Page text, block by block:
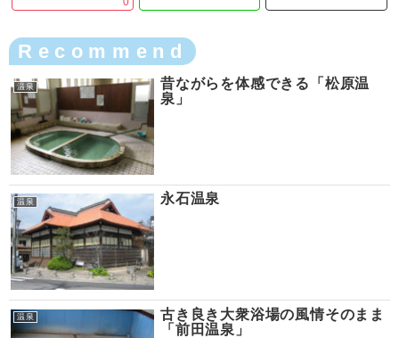
Recommend
温泉
昔ながらを体感できる「松原温
泉」
温泉 永石温泉
温泉
古き良き大衆浴場の風情そのまま
「前田温泉」